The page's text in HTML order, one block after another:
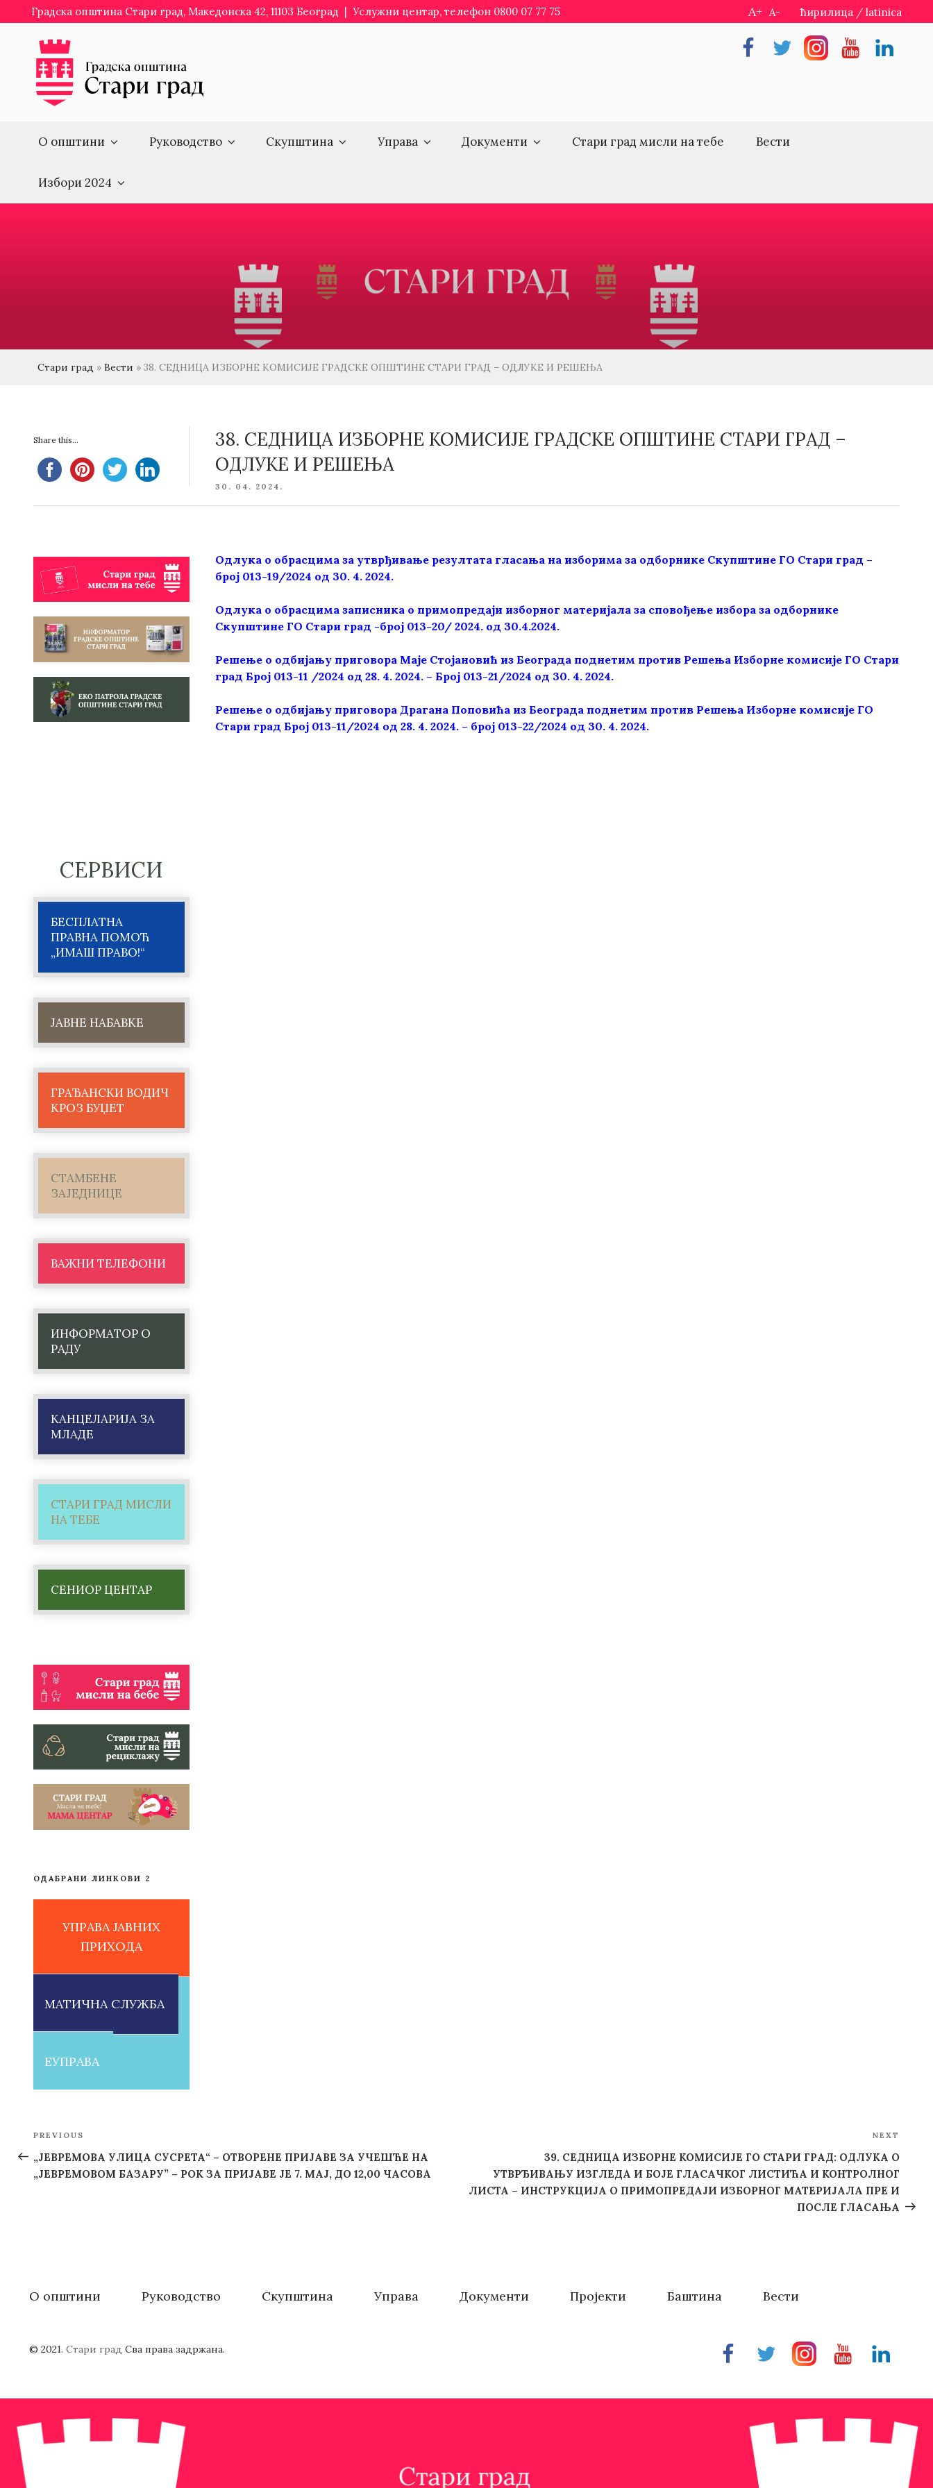
to
content
Градска општина Стари град, Македонска 42, 11103 Београд | Услужни центар, телефон 0800 07 77 75 A+ A- ћирилица / latinica
FacebookTwitterInstragramYoutubeLinkedin
О општини Руководство Скупштина Управа Документи Стари град мисли на тебе Вести
Избори 2024
Стари град » Вести » 38. СЕДНИЦА ИЗБОРНЕ КОМИСИЈЕ ГРАДСКЕ ОПШТИНЕ СТАРИ ГРАД – ОДЛУКЕ И РЕШЕЊА
Share this...
38. СЕДНИЦА ИЗБОРНЕ КОМИСИЈЕ ГРАДСКЕ ОПШТИНЕ СТАРИ ГРАД –
ОДЛУКЕ И РЕШЕЊА
POSTED
30. 04. 2024.
СЕРВИСИ
БЕСПЛАТНА
ПРАВНА ПОМОЋ
„ИМАШ ПРАВО!“
ЈАВНЕ НАБАВКЕ
ГРАЂАНСКИ ВОДИЧ
КРОЗ БУЏЕТ
СТАМБЕНЕ
ЗАЈЕДНИЦЕ
ВАЖНИ ТЕЛЕФОНИ
ИНФОРМАТОР О
РАДУ
КАНЦЕЛАРИЈА ЗА
МЛАДЕ
СТАРИ ГРАД МИСЛИ
НА ТЕБЕ
СЕНИОР ЦЕНТАР
ОДАБРАНИ ЛИНКОВИ 2
УПРАВА ЈАВНИХ
ПРИХОДА
МАТИЧНА СЛУЖБА
ЕУПРАВА
Одлука о обрасцима за утврђивање резултата гласања на изборима за одборнике Скупштине ГО Стари град –
број 013-19/2024 од 30. 4. 2024.
Одлука о обрасцима записника о примопредаји изборног материјала за сповођење избора за одборнике
Скупштине ГО Стари град -број 013-20/ 2024. од 30.4.2024.
Решење о одбијању приговора Маје Стојановић из Београда поднетим против Решења Изборне комисије ГО Стари
град Број 013-11 /2024 од 28. 4. 2024. – Број 013-21/2024 oд 30. 4. 2024.
Решење о одбијању приговора Драгана Поповића из Београда поднетим против Решења Изборне комисије ГО
Стари град Број 013-11/2024 од 28. 4. 2024. – број 013-22/2024 од 30. 4. 2024.
Post
navigation
Previous
Post
PREVIOUS
„ЈЕВРЕМОВА УЛИЦА СУСРЕТА“ – ОТВОРЕНЕ ПРИЈАВЕ ЗА УЧЕШЋЕ НА
„ЈЕВРЕМОВОМ БАЗАРУ” – РОК ЗА ПРИЈАВЕ ЈЕ 7. МАЈ, ДО 12,00 ЧАСОВА
NEXT
39. СЕДНИЦА ИЗБОРНЕ КОМИСИЈЕ ГО СТАРИ ГРАД: ОДЛУКA О
УТВРЂИВАЊУ ИЗГЛЕДА И БОЈЕ ГЛАСАЧКОГ ЛИСТИЋА И КОНТРОЛНОГ
ЛИСТА – ИНСТРУКЦИЈА О ПРИМОПРЕДАЈИ ИЗБОРНОГ МАТЕРИЈАЛА ПРЕ И
ПОСЛЕ ГЛАСАЊА
О општини Руководство Скупштина Управа Документи Пројекти Баштина Вести
FacebookTwitterInstragramYoutubeLinkedin
© 2021. Стари град Сва права задржана.